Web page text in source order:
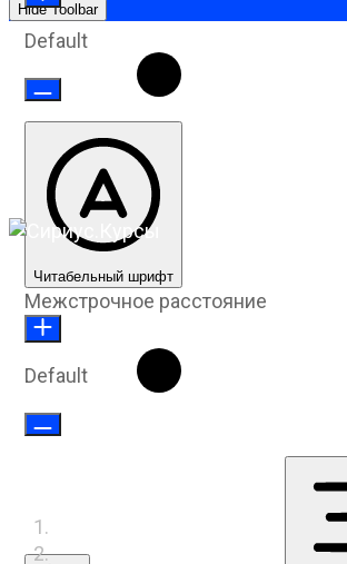
Hide Toolbar
Default
Читабельный шрифт
Межстрочное расстояние
Default